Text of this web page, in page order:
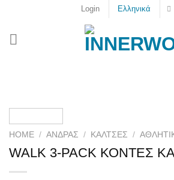
content
Login Ελληνικά
HOME / ΑΝΔΡΑΣ / ΚΆΛΤΣΕΣ /
WALK 3-PACK ΚΟΝΤΕΣ